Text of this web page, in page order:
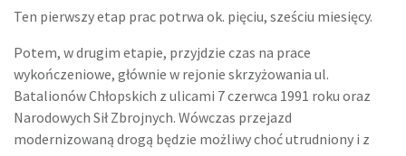
Ten pierwszy etap prac potrwa ok. pięciu, sześciu miesięcy.
Potem, w drugim etapie, przyjdzie czas na prace
wykończeniowe, głównie w rejonie skrzyżowania ul.
Batalionów Chłopskich z ulicami 7 czerwca 1991 roku oraz
Narodowych Sił Zbrojnych. Wówczas przejazd
modernizowaną drogą będzie możliwy choć utrudniony i z